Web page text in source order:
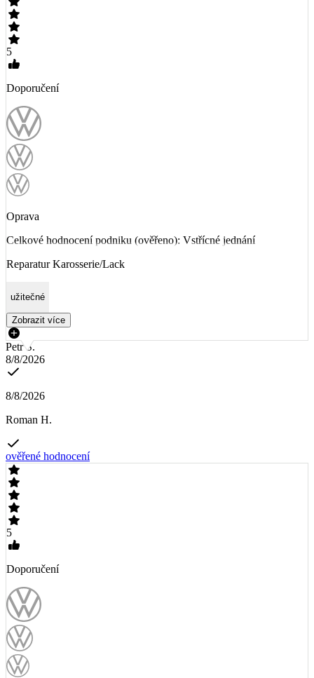
5
Doporučení
Oprava
Celkové hodnocení podniku (ověřeno): Vstřícné jednání
Reparatur Karosserie/Lack
užitečné
Zobrazit více
Petr Š.
8/8/2026
8/8/2026
Roman H.
ověřené hodnocení
5
Doporučení